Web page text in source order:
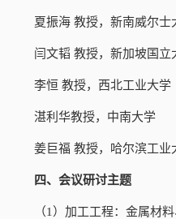
夏振海 教授，新南威尔士
闫文韬 教授，新加坡国立
李恒 教授，西北工业大学
湛利华教授，中南大学
姜巨福 教授，哈尔滨工业
四、会议研讨主题
（1）加工工程：金属材